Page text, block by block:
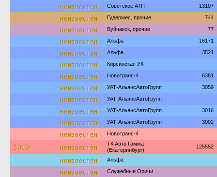
неизвестен Советское АТП 13107
неизвестен Гудермес, прочие 744
неизвестен Буйнакск, прочие 77
неизвестен Альфа 16171
неизвестен Альфа 3521
неизвестен Кирсинская УК
неизвестен Новотранс-4 6381
неизвестен УАТ-АльянсАвтоГрупп 3059
неизвестен УАТ-АльянсАвтоГрупп
неизвестен УАТ-АльянсАвтоГрупп 3016
неизвестен УАТ-АльянсАвтоГрупп 3002
неизвестен Новотранс-4
3010 неизвестен
ТК Авто Гамма
(Екатеринбург)
125552
неизвестен Альфа
неизвестен Служебные Оричи